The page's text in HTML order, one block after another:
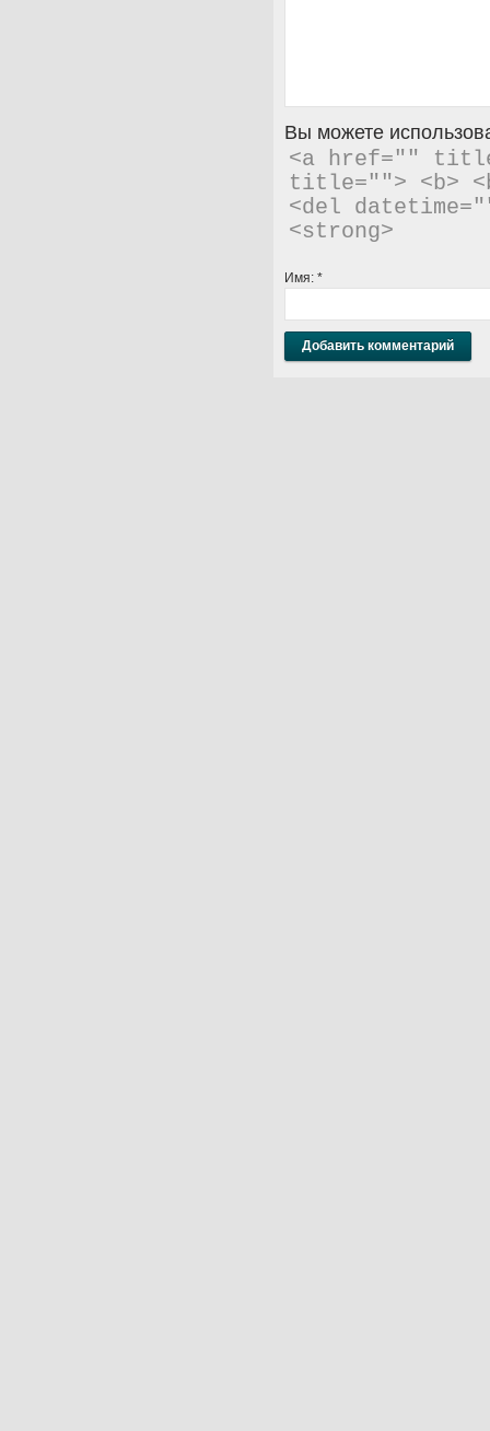
Вы можете
<a href=""
title=""> <b>
<del
<strong>
Имя: *